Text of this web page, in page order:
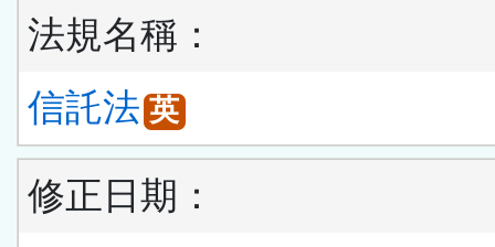
法規名稱：
信託法 英
修正日期：